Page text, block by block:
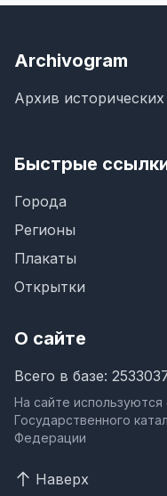
Archivogram
Архив
Быстрые
Города
Регионы
Плакаты
Открытки
О сайте
Всего в базе:
На сайте
Государственного
Федерации
Наверх